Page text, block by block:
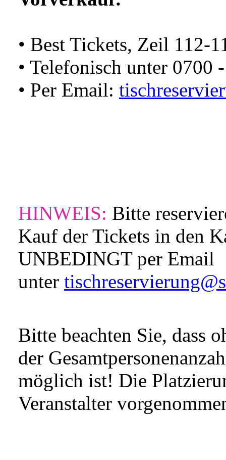
• Best Tickets, Zeil 112-
• Telefonisch unter 0700
• Per Email:
HINWEIS: Bitte
Kauf der Tickets in den
UNBEDINGT per Email
unter
Bitte beachten Sie, dass
der
möglich ist! Die
Veranstalter